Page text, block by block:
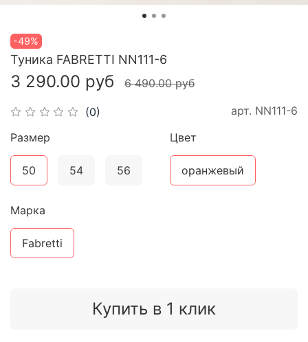
-49%
(0) арт. NN111-6
Туника FABRETTI NN111-6
3 290.00 руб 6 490.00 руб
Купить в 1 клик
Размер
50 54 56
Цвет
оранжевый
Марка
Fabretti